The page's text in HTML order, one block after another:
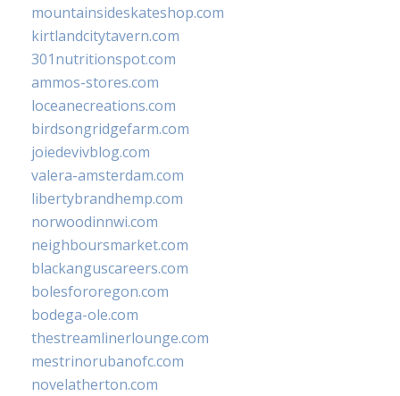
mountainsideskateshop.com
kirtlandcitytavern.com
301nutritionspot.com
ammos-stores.com
loceanecreations.com
birdsongridgefarm.com
joiedevivblog.com
valera-amsterdam.com
libertybrandhemp.com
norwoodinnwi.com
neighboursmarket.com
blackanguscareers.com
bolesfororegon.com
bodega-ole.com
thestreamlinerlounge.com
mestrinorubanofc.com
novelatherton.com